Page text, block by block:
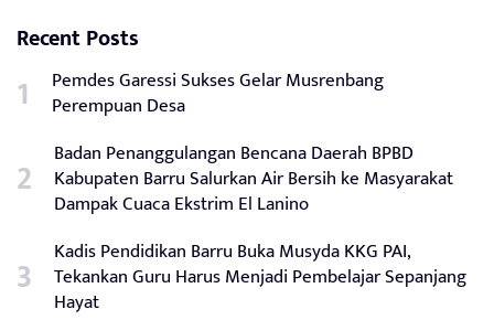
Recent Posts
Pemdes Garessi Sukses Gelar Musrenbang
Perempuan Desa
Badan Penanggulangan Bencana Daerah BPBD
Kabupaten Barru Salurkan Air Bersih ke Masyarakat
Dampak Cuaca Ekstrim El Lanino
Kadis Pendidikan Barru Buka Musyda KKG PAI,
Tekankan Guru Harus Menjadi Pembelajar Sepanjang
Hayat